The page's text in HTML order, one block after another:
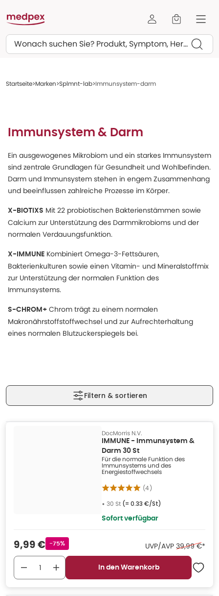
Suchen
Startseite Marken Splmnt-lab Immunsystem-darm
Immunsystem & Darm
Ein ausgewogenes Mikrobiom und ein starkes Immunsystem
sind zentrale Grundlagen für Gesundheit und Wohlbefinden.
Darm und Immunsystem stehen in engem Zusammenhang
und beeinflussen zahlreiche Prozesse im Körper.
X-BIOTIXS Mit 22 probiotischen Bakterienstämmen sowie
Calcium zur Unterstützung des Darmmikrobioms und der
normalen Verdauungsfunktion.
X-IMMUNE Kombiniert Omega-3-Fettsäuren,
Bakterienkulturen sowie einen Vitamin- und Mineralstoffmix
zur Unterstützung der normalen Funktion des
Immunsystems.
S-CHROM+ Chrom trägt zu einem normalen
Makronährstoffstoffwechsel und zur Aufrechterhaltung
eines normalen Blutzuckerspiegels bei.
Filtern & sortieren
DocMorris N.V.
IMMUNE - Immunsystem &
Darm 30 St
Für die normale Funktion des
Immunsystems und des
Energiestoffwechsels
(4)
• 30 St (= 0.33 €/St)
Sofort verfügbar
Verkaufspreis
9,99 €Rabattstempel
-75% UVP/AVP Ehemaliger
39,99 €*
In den Warenkorb